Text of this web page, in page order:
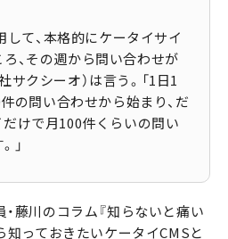
して、本格的にケータイサイ
、その週から問い合わせが
サクシーオ）は言う。「1日1
の問い合わせから始まり、だ
けで月100件くらいの問い
」
藤川のコラム『知らないと痛い
知っておきたいケータイCMSと